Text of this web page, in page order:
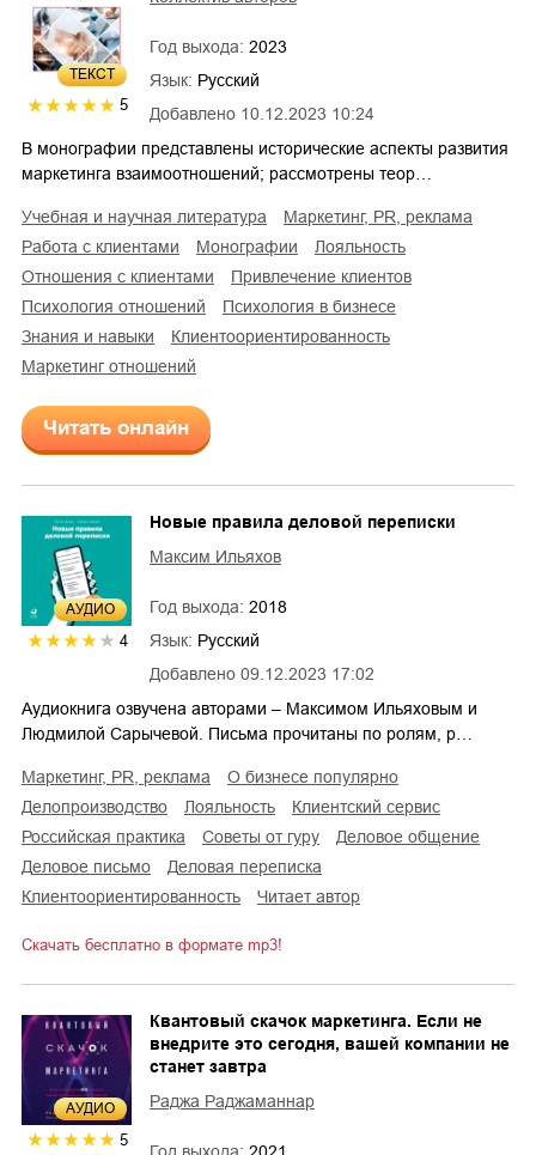
ТЕКСТ
5 Добавлено 10.12.2023 10:24
Год выхода: 2023
Язык: Русский
В монографии представлены исторические аспекты развития
маркетинга взаимоотношений; рассмотрены теор…
учебная и научная литература
маркетинг, PR, реклама
работа с клиентами
монографии
лояльность
отношения с клиентами
привлечение клиентов
психология отношений
психология в бизнесе
знания и навыки
клиентоориентированность
маркетинг отношений
Читать онлайн
AУДИО
4
Добавлено 09.12.2023 17:02
Новые правила деловой переписки
Максим Ильяхов
Год выхода: 2018
Язык: Русский
Аудиокнига озвучена авторами – Максимом Ильяховым и
Людмилой Сарычевой. Письма прочитаны по ролям, р…
маркетинг, PR, реклама
о бизнесе популярно
делопроизводство
лояльность
клиентский сервис
российская практика
советы от гуру
деловое общение
деловое письмо
деловая переписка
клиентоориентированность
читает автор
Скачать бесплатно в формате mp3!
AУДИО
5
Квантовый скачок маркетинга. Если не
внедрите это сегодня, вашей компании не
станет завтра
Раджа Раджаманнар